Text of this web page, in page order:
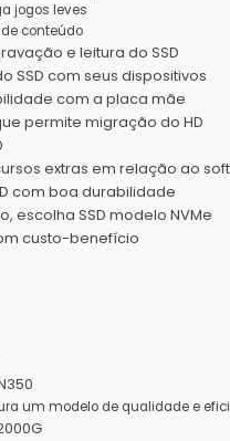
jogos leves
de conteúdo
e leitura do SSD
SSD com seus dispositivos
com a placa mãe
permite migração do HD
extras em relação ao
com boa durabilidade
escolha SSD modelo NVMe
custo-benefício
um modelo de qualidade e